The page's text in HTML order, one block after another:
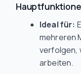
Ideal für:
mehreren
verfolgen,
arbeiten.